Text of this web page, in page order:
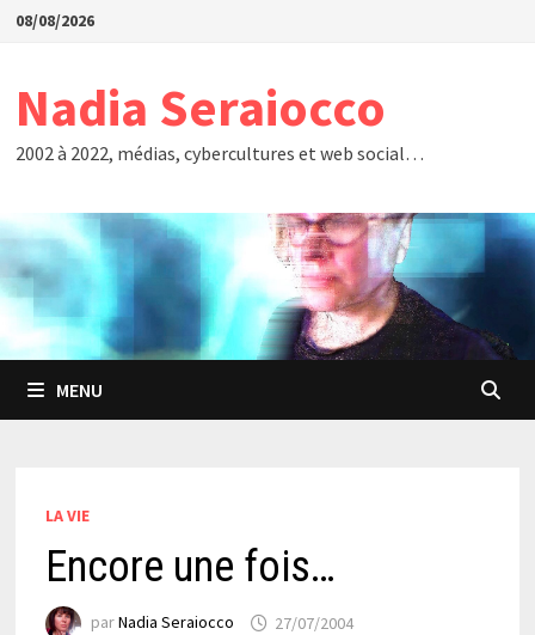
Passer
08/08/2026
Nadia Seraiocco
2002 à 2022, médias, cybercultures et web social…
MENU
LA VIE
Encore une fois…
parNadia Seraiocco 27/07/2004